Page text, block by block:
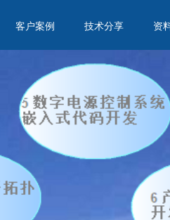
客户案例 技术分享 资